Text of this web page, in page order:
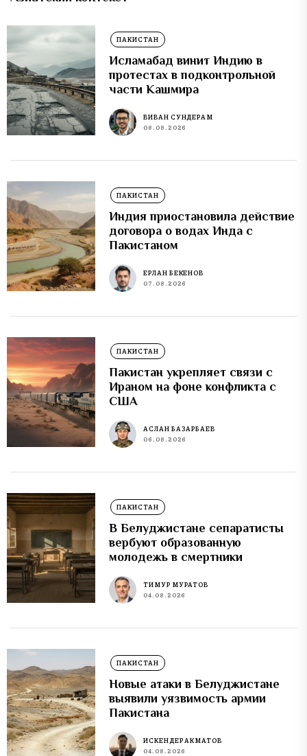
ПАКИСТАН
Исламабад винит Индию в
протестах в подконтрольной
части Кашмира
ВИВАН СУНДЕРАМ
08.08.2026
ПАКИСТАН
Индия приостановила действие
договора о водах Инда с
Пакистаном
ЕРЛАН БЕКЕНОВ
07.08.2026
ПАКИСТАН
Пакистан укрепляет связи с
Ираном на фоне конфликта с
США
АСЛАН БАЗАРБАЕВ
06.08.2026
ПАКИСТАН
В Белуджистане сепаратисты
вербуют образованную
молодежь в смертники
ТИМУР МУРАТОВ
04.08.2026
ПАКИСТАН
Новые атаки в Белуджистане
выявили уязвимость армии
Пакистана
ИСКЕНДЕР АКМАТОВ
04.08.2026